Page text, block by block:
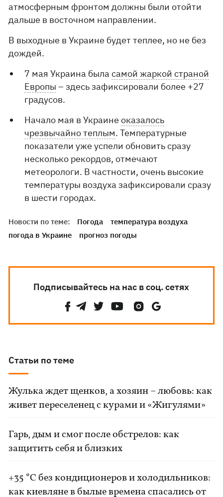
атмосферным фронтом должны были отойти
дальше в восточном направлении.
В выходные в Украине будет теплее, но не без
дождей.
7 мая Украина быласамой жаркой страной
Европы – здесь зафиксировали более +27
градусов.
Начало мая в Украинеоказалось
чрезвычайно теплым. Температурные
показатели уже успели обновить сразу
несколько рекордов, отмечают
метеорологи. В частности, очень высокие
температуры воздуха зафиксировали сразу
в шести городах.
Новости по теме: Погода
температура воздуха
погода в Украине
прогноз погоды
Подписывайтесь на нас в соц. сетях
Статьи по теме
Жулька ждет щенков, а хозяин – любовь: как
живет переселенец с курами и «Жигулями»
Гарь, дым и смог после обстрелов: как
защитить себя и близких
+35 °C без кондиционеров и холодильников:
как киевляне в былые времена спасались от